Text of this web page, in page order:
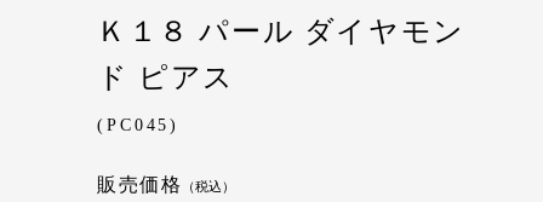
Ｋ１８ パール ダイヤモン
ド ピアス
(PC045)
販売価格 （税込）